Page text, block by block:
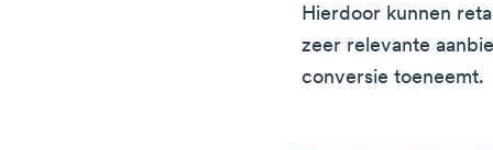
Hierdoor kunnen
zeer relevante
conversie toeneemt.